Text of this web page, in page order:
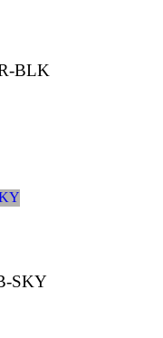
BLK
SKY